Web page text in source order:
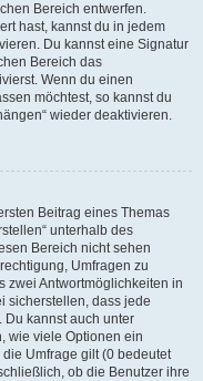
Bereich entwerfen.
hast, kannst du in jedem
Du kannst eine Signatur
Bereich das
Wenn du einen
möchtest, so kannst du
wieder deaktivieren.
Beitrag eines Themas
unterhalb des
Bereich nicht sehen
Umfragen zu
zwei Antwortmöglichkeiten in
sicherstellen, dass jede
Du kannst auch unter
wie viele Optionen ein
Umfrage gilt (0 bedeutet
ob die Benutzer ihre